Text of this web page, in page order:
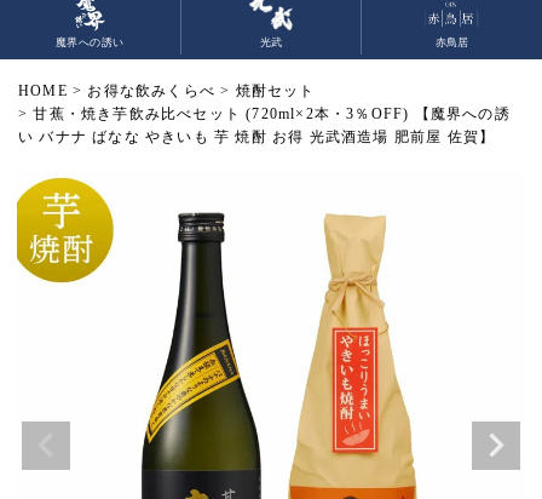
魔界への誘い 光武 赤鳥居
HOME お得な飲みくらべ
焼酎セット
甘蕉・焼き芋飲み比べセット (720ml×2本・3％OFF) 【魔界への誘
い バナナ ばなな やきいも 芋 焼酎 お得 光武酒造場 肥前屋 佐賀】